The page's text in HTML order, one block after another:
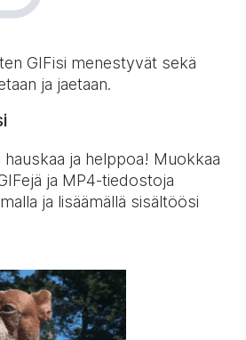
GIFisi menestyvät sekä
ja jaetaan.
ja helppoa! Muokkaa
ja MP4-tiedostoja
ja lisäämällä sisältöösi